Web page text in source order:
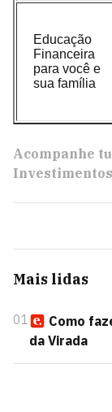
Educação
Financeira
para você e
sua família
Acompanhe
Mais lidas
01
Como
da Virada